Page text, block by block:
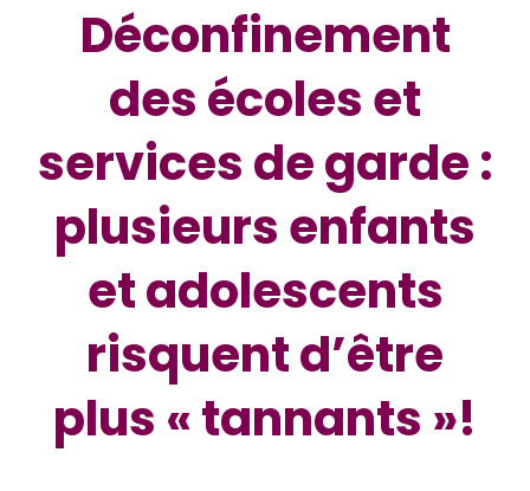
Déconfinement
des écoles et
services de garde :
plusieurs enfants
et adolescents
risquent d’être
plus « tannants »!